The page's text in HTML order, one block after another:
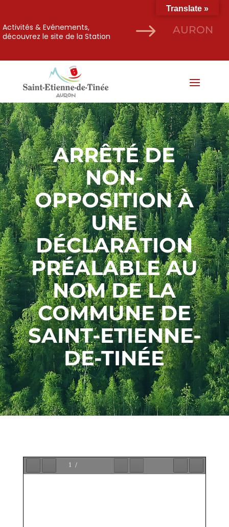
$
Activités & Evénements,
découvrez le site de la Station
AURON
ARRÊTÉ DE
NON-
OPPOSITION À
UNE
DÉCLARATION
PRÉALABLE AU
NOM DE LA
COMMUNE DE
SAINT-ETIENNE-
DE-TINÉE
Translate »